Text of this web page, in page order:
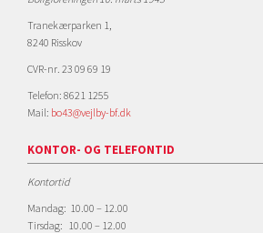
Tranekærparken 1,
8240 Risskov
CVR-nr. 23 09 69 19
Telefon: 8621 1255
Mail: bo43@vejlby-bf.dk
KONTOR- OG TELEFONTID
Kontortid
Mandag: 10.00 – 12.00
Tirsdag: 10.00 – 12.00